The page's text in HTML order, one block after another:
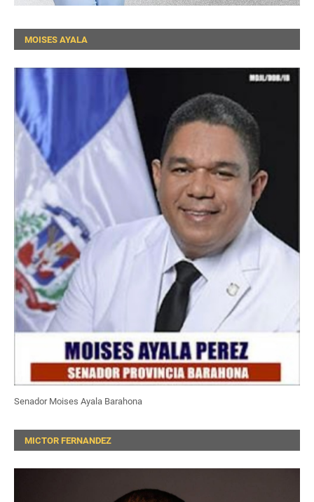
MOISES AYALA
Senador Moises Ayala Barahona
MICTOR FERNANDEZ